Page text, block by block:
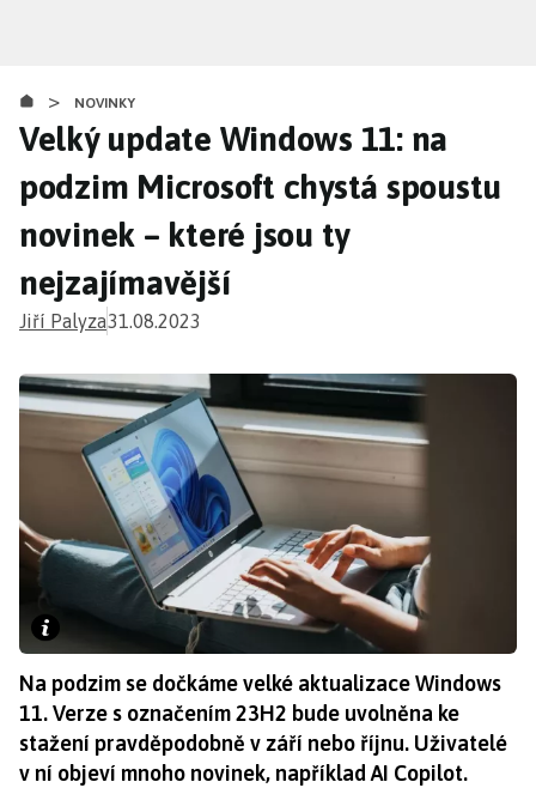
obsahu
> NOVINKY
Velký update Windows 11: na
podzim Microsoft chystá spoustu
novinek – které jsou ty
nejzajímavější
Jiří Palyza31.08.2023
Na podzim se dočkáme velké aktualizace Windows
11. Verze s označením 23H2 bude uvolněna ke
stažení pravděpodobně v září nebo říjnu. Uživatelé
v ní objeví mnoho novinek, například AI Copilot.